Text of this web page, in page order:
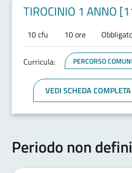
TIROCINIO 1 ANNO
10 cfu 10 ore
Curricula: PERCORSO
VEDI SCHEDA
Periodo non